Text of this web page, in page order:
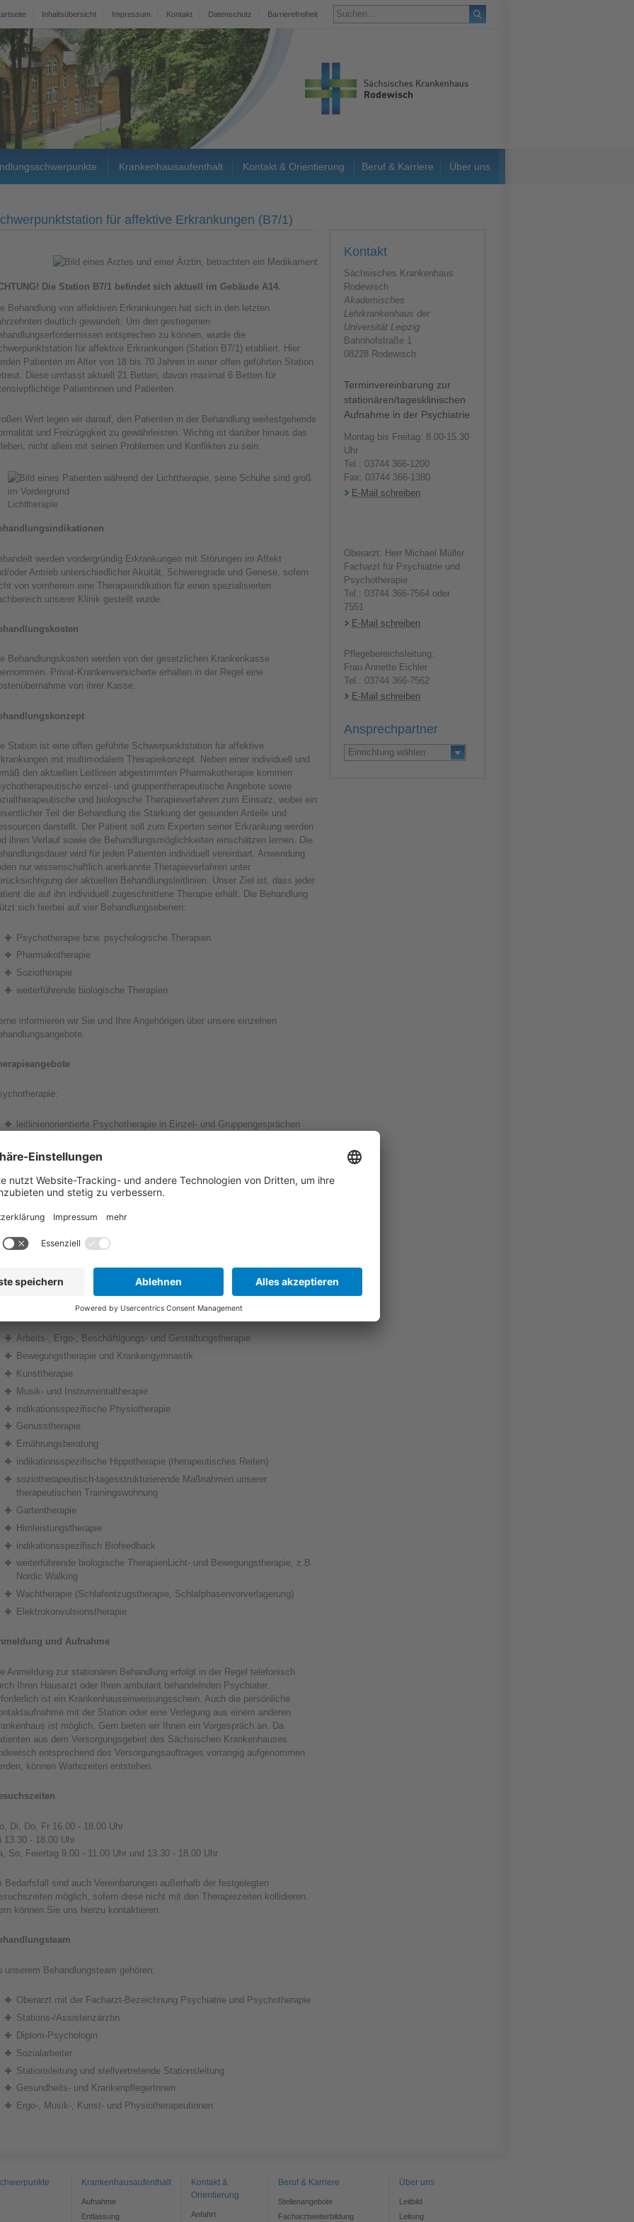
Inhaltsübersicht Impressum Kontakt Datenschutz Barrierefreiheit
Krankenhausaufenthalt Kontakt & Orientierung Beruf & Karriere Über uns
für affektive Erkrankungen (B7/1)
Die Station B7/1 befindet sich aktuell im Gebäude A14.
Behandlung von affektiven Erkrankungen hat sich in den letzten
deutlich gewandelt. Um den gestiegenen
entsprechen zu können, wurde die
für affektive Erkrankungen (Station B7/1) etabliert. Hier
Patienten im Alter von 18 bis 70 Jahren in einer offen geführten Station
Diese umfasst aktuell 21 Betten, davon maximal 6 Betten für
Patientinnen und Patienten.
Wert legen wir darauf, den Patienten in der Behandlung weitestgehende
und Freizügigkeit zu gewährleisten. Wichtig ist darüber hinaus das
nicht allein mit seinen Problemen und Konflikten zu sein.
Lichttherapie
werden vordergründig Erkrankungen mit Störungen im Affekt
oder Antrieb unterschiedlicher Akuität, Schweregrade und Genese, sofern
von vornherein eine Therapieindikation für einen spezialisierten
unserer Klinik gestellt wurde.
Behandlungskosten werden von der gesetzlichen Krankenkasse
Privat-Krankenversicherte erhalten in der Regel eine
von ihrer Kasse.
Station ist eine offen geführte Schwerpunktstation für affektive
mit multimodalem Therapiekonzept. Neben einer individuell und
den aktuellen Leitlinien abgestimmten Pharmakotherapie kommen
einzel- und gruppentherapeutische Angebote sowie
und biologische Therapieverfahren zum Einsatz, wobei ein
Teil der Behandlung die Stärkung der gesunden Anteile und
darstellt. Der Patient soll zum Experten seiner Erkrankung werden
ihren Verlauf sowie die Behandlungsmöglichkeiten einschätzen lernen. Die
wird für jeden Patienten individuell vereinbart. Anwendung
nur wissenschaftlich anerkannte Therapieverfahren unter
der aktuellen Behandlungsleitlinien. Unser Ziel ist, dass jeder
die auf ihn individuell zugeschnittene Therapie erhält. Die Behandlung
sich hierbei auf vier Behandlungsebenen:
Psychotherapie bzw. psychologische Therapien
Pharmakotherapie
Soziotherapie
weiterführende biologische Therapien
informieren wir Sie und Ihre Angehörigen über unsere einzelnen
leitlinienorientierte Psychotherapie in Einzel- und Gruppengesprächen
kommen zum Tragen
Angehörigenarbeit und -beratung
Jacobsen)
Arbeits-, Ergo-, Beschäftigungs- und Gestaltungstherapie
Bewegungstherapie und Krankengymnastik
Kunsttherapie
Musik- und Instrumentaltherapie
indikationsspezifische Physiotherapie
Genusstherapie
Ernährungsberatung
indikationsspezifische Hippotherapie (therapeutisches Reiten)
soziotherapeutisch-tagesstrukturierende Maßnahmen unserer
therapeutischen Trainingswohnung
Gartentherapie
Hirnleistungstherapie
indikationsspezifisch Biofeedback
weiterführende biologische TherapienLicht- und Bewegungstherapie, z.B.
Nordic Walking
Wachtherapie (Schlafentzugstherapie, Schlafphasenvorverlagerung)
Elektrokonvulsionstherapie
und Aufnahme
Anmeldung zur stationären Behandlung erfolgt in der Regel telefonisch
Ihren Hausarzt oder Ihren ambulant behandelnden Psychiater.
ist ein Krankenhauseinweisungsschein. Auch die persönliche
mit der Station oder eine Verlegung aus einem anderen
ist möglich. Gern bieten wir Ihnen ein Vorgespräch an. Da
aus dem Versorgungsgebiet des Sächsischen Krankenhauses
entsprechend des Versorgungsauftrages vorrangig aufgenommen
können Wartezeiten entstehen.
Di, Do, Fr 16.00 - 18.00 Uhr
13.30 - 18.00 Uhr
So, Feiertag 9.00 - 11.00 Uhr und 13.30 - 18.00 Uhr
Bedarfsfall sind auch Vereinbarungen außerhalb der festgelegten
möglich, sofern diese nicht mit den Therapiezeiten kollidieren.
können Sie uns hierzu kontaktieren.
unserem Behandlungsteam gehören:
Oberarzt mit der Facharzt-Bezeichnung Psychiatrie und Psychotherapie
Stations-/Assistenzärztin
Diplom-Psychologin
Sozialarbeiter
Stationsleitung und stellvertretende Stationsleitung
Gesundheits- und KrankenpflegerInnen
Ergo-, Musik-, Kunst- und Physiotherapeutinnen
Kontakt
Sächsisches Krankenhaus
Rodewisch
Akademisches
Lehrkrankenhaus der
Universität Leipzig
Bahnhofstraße 1
08228 Rodewisch
Terminvereinbarung zur
stationären/tagesklinischen
Aufnahme in der Psychiatrie
Montag bis Freitag: 8.00-15.30
Uhr
Tel.: 03744 366-1200
Fax: 03744 366-1380
E-Mail schreiben
Oberarzt: Herr Michael Müller
Facharzt für Psychiatrie und
Psychotherapie
Tel.: 03744 366-7564 oder
7551
E-Mail schreiben
Pflegebereichsleitung:
Frau Annette Eichler
Tel.: 03744 366-7562
E-Mail schreiben
Ansprechpartner
Einrichtung wählen
Krankenhausaufenthalt
Aufnahme
Entlassung
Kontakt &
Orientierung
Anfahrt
Beruf & Karriere
Stellenangebote
Facharztweiterbildung
Über uns
Leitbild
Leitung